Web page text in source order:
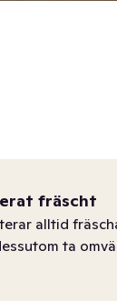
fräscht
alltid
ta